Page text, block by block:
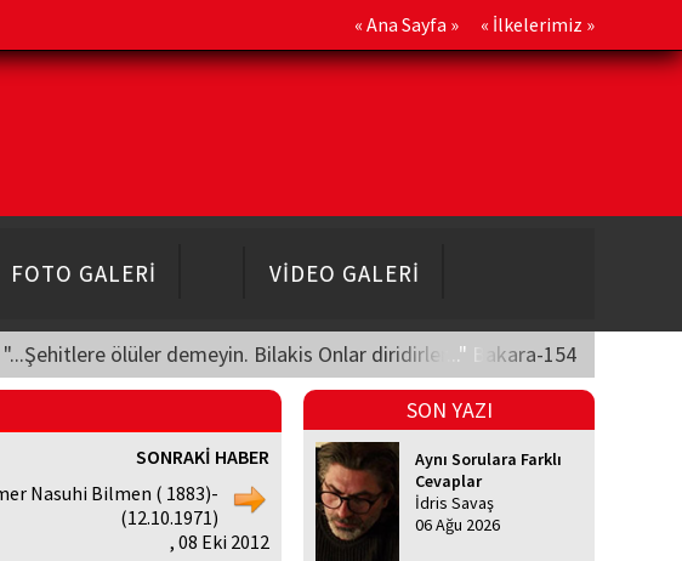
« Ana Sayfa » « İlkelerimiz »
FOTO GALERİ VİDEO GALERİ
"...Şehitlere ölüler demeyin. Bilakis Onlar diridirler..." Bakara-154
SONRAKİ HABER
Nasuhi Bilmen ( 1883)-
(12.10.1971)
, 08 Eki 2012
SON YAZI
Aynı Sorulara Farklı
Cevaplar
İdris Savaş
06 Ağu 2026